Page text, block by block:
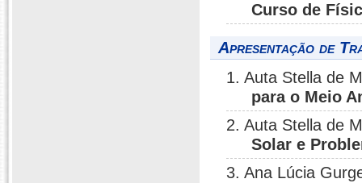
Curso de
Apresentação de
1. Auta Stella de
para o Meio
2. Auta Stella de
Solar e
3. Ana Lúcia